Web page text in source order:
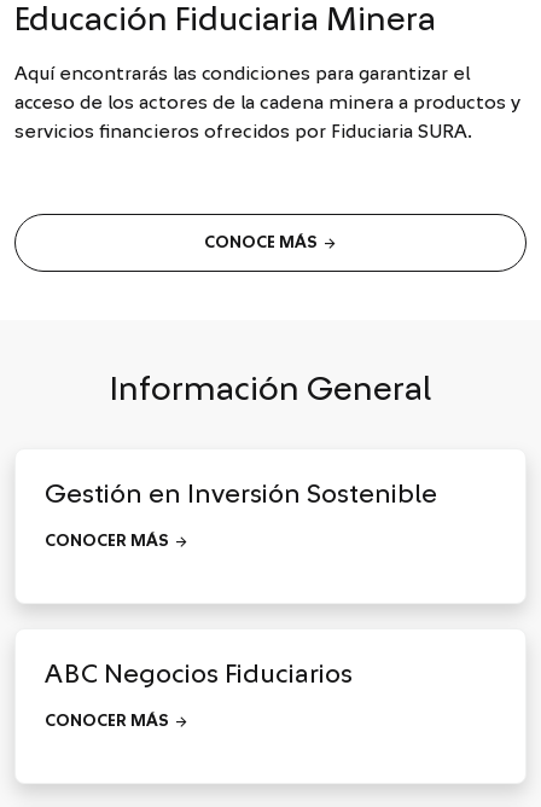
Educación Fiduciaria Minera
Aquí encontrarás las condiciones para garantizar el
acceso de los actores de la cadena minera a productos y
servicios financieros ofrecidos por Fiduciaria SURA.
CONOCE MÁS arrow_forward
Información General
Gestión en Inversión Sostenible
CONOCER MÁS arrow_forward
ABC Negocios Fiduciarios
CONOCER MÁS arrow_forward